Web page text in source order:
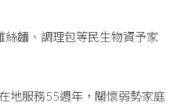
麵、調理包等民生物資予家
地服務55週年，關懷弱勢家庭